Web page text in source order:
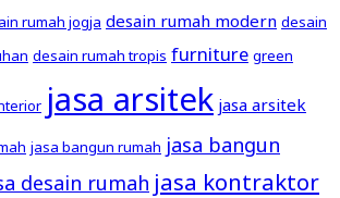
rumah jogja desain rumah modern desain
desain rumah tropis furniture green
jasa arsitek jasa arsitek
jasa bangun rumah jasa bangun
desain rumah jasa kontraktor